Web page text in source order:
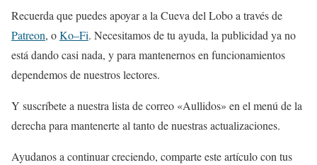
Recuerda que puedes apoyar a la Cueva del Lobo a través de
Patreon, oKo–Fi. Necesitamos de tu ayuda, la publicidad ya no
está dando casi nada, y para mantenernos en funcionamientos
dependemos de nuestros lectores.
Y suscríbete a nuestra lista de correo «Aullidos» en el menú de la
derecha para mantenerte al tanto de nuestras actualizaciones.
Ayudanos a continuar creciendo, comparte este artículo con tus